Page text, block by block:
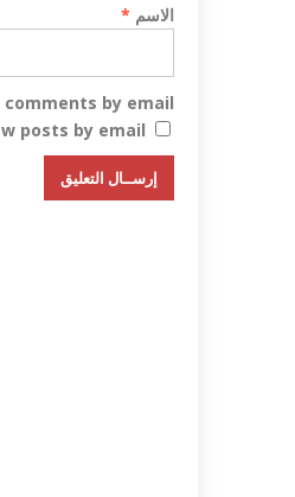
الاسم *
by email.
posts by email.